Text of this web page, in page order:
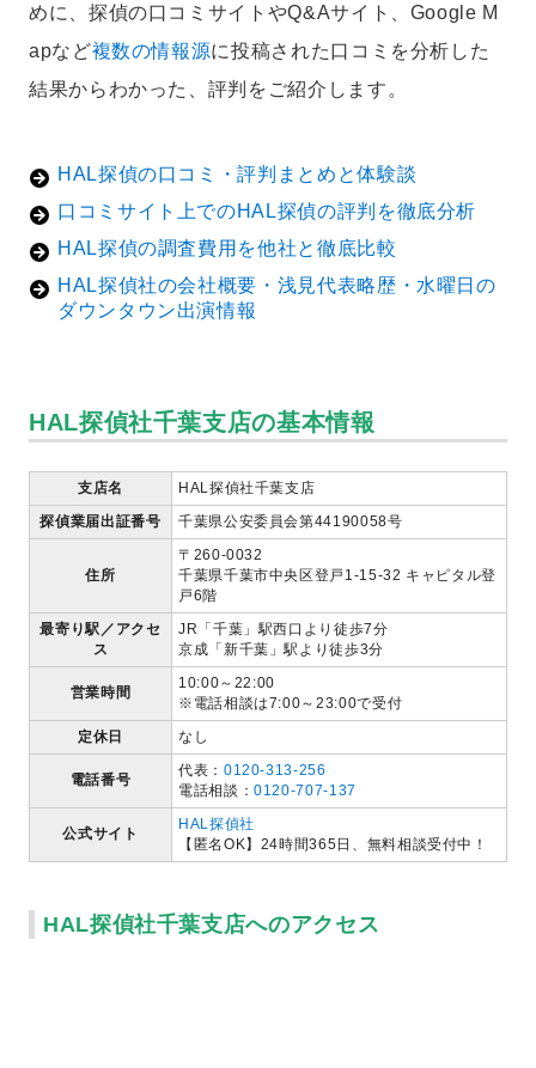
めに、探偵の口コミサイトやQ&Aサイト、Google M
apなど複数の情報源に投稿された口コミを分析した
結果からわかった、評判をご紹介します。
HAL探偵の口コミ・評判まとめと体験談
口コミサイト上でのHAL探偵の評判を徹底分析
HAL探偵の調査費用を他社と徹底比較
HAL探偵社の会社概要・浅見代表略歴・水曜日の
ダウンタウン出演情報
HAL探偵社千葉支店の基本情報
支店名
HAL探偵社千葉支店
探偵業届出証番号
千葉県公安委員会第44190058号
住所
〒260-0032
千葉県千葉市中央区登戸1-15-32 キャピタル登
戸6階
最寄り駅／アクセ
ス
JR「千葉」駅西口より徒歩7分
京成「新千葉」駅より徒歩3分
営業時間
10:00～22:00
※電話相談は7:00～23:00で受付
定休日
なし
電話番号
代表： 0120-313-256
電話相談：0120-707-137
公式サイト
HAL探偵社
【匿名OK】24時間365日、無料相談受付中！
HAL探偵社千葉支店へのアクセス